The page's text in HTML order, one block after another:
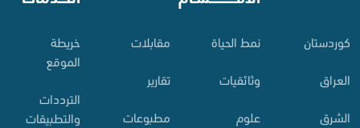
کوردستان
العراق
الشرق
نمط الحياة
وثائقيات
علوم
مقابلات
تقارير
مطبوعات
خريطة
الموقع
الترددات
والتطبيقات